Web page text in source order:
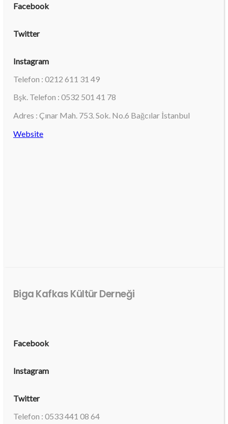
Facebook
Twitter
Instagram
Telefon : 0212 611 31 49
Bşk. Telefon : 0532 501 41 78
Adres : Çınar Mah. 753. Sok. No.6 Bağcılar İstanbul
Website
Biga Kafkas Kültür Derneği
Facebook
Instagram
Twitter
Telefon : 0533 441 08 64